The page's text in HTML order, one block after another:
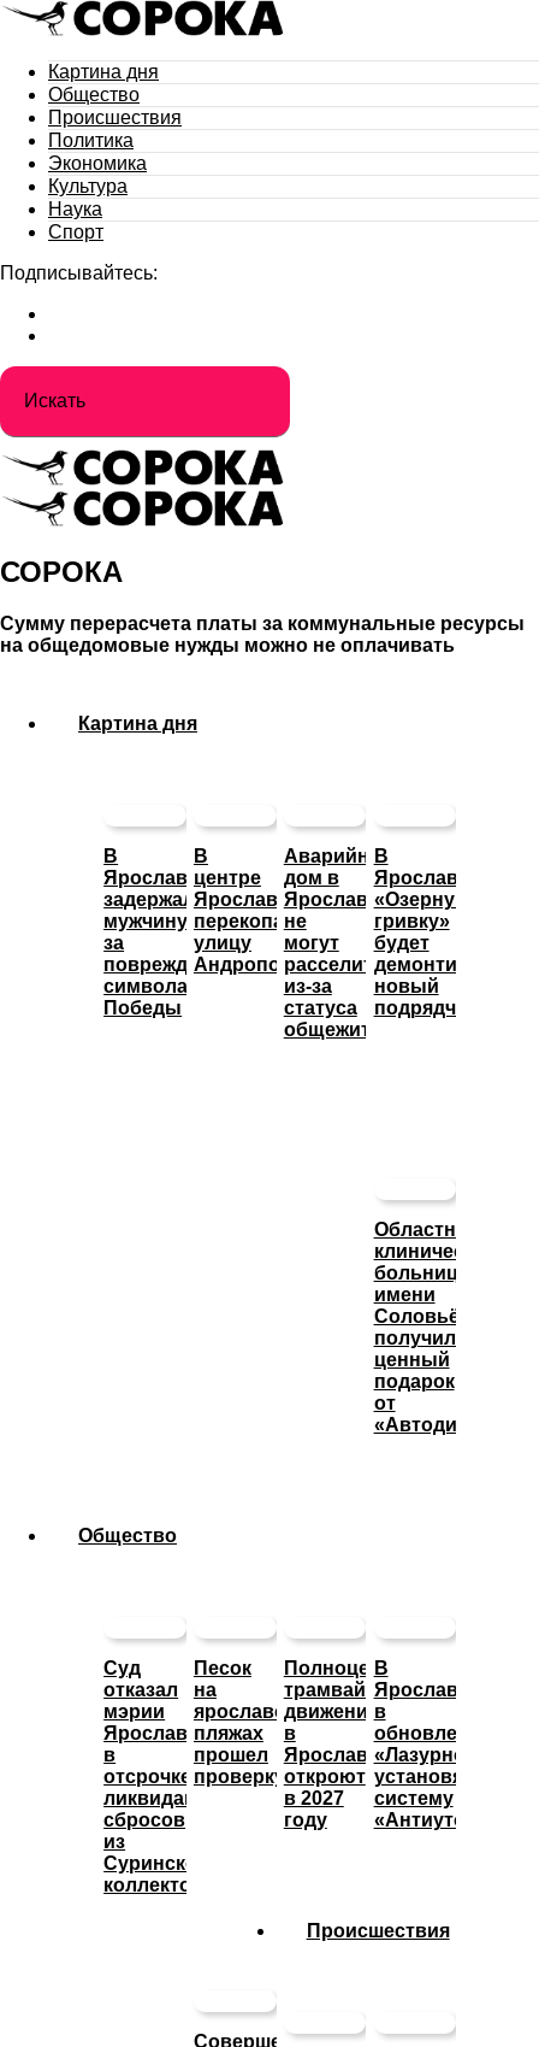
Картина дня
Общество
Происшествия
Политика
Экономика
Культура
Наука
Спорт
Подписывайтесь:
СОРОКА
Сумму перерасчета платы за коммунальные ресурсы
на общедомовые нужды можно не оплачивать
Картина дня
В
Ярославле
задержали
мужчину
за
повреждение
символа
Победы
В
центре
Ярославля
перекопали
улицу
Андропова
Аварийный
дом в
Ярославле
не
могут
расселить
из-за
статуса
общежития
В
Ярославле
«Озерную
гривку»
будет
демонтировать
новый
подрядчик
Областная
клиническая
больница
имени
Соловьёва
получила
ценный
подарок
от
«Автодизеля»
Общество
Суд
отказал
мэрии
Ярославля
в
отсрочке
ликвидации
сбросов
из
Суринского
коллектора
Песок
на
ярославских
пляжах
прошел
проверку
Полноценное
трамвайное
движение
в
Ярославле
откроют
в 2027
году
В
Ярославле
в
обновленном
«Лазурном»
установят
систему
«Антиутоп»
Совершен
Происшествия